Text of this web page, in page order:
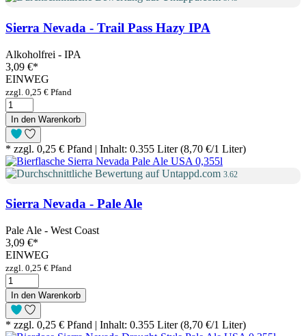
Sierra Nevada - Trail Pass Hazy IPA
Alkoholfrei - IPA
3,09 €*
EINWEG
zzgl. 0,25 € Pfand
In den Warenkorb
* zzgl. 0,25 € Pfand | Inhalt: 0.355 Liter (8,70 €/1 Liter)
3.62
Sierra Nevada - Pale Ale
Pale Ale - West Coast
3,09 €*
EINWEG
zzgl. 0,25 € Pfand
In den Warenkorb
* zzgl. 0,25 € Pfand | Inhalt: 0.355 Liter (8,70 €/1 Liter)